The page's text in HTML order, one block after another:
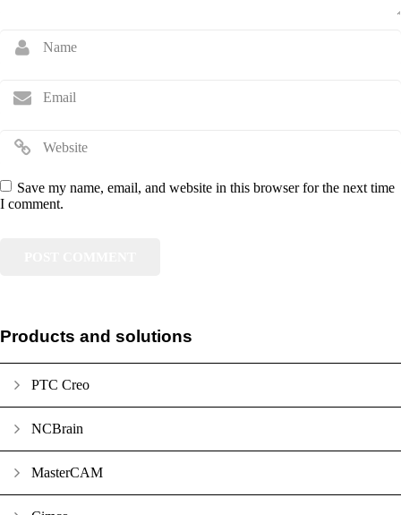
Save my name, email, and website in this browser for the next time
I comment.
Products and solutions
PTC Creo
NCBrain
MasterCAM